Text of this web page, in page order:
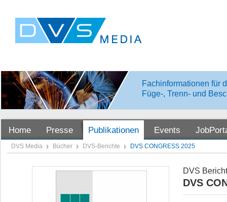
Fachinformationen für
Füge-, Trenn- und
Home Presse Publikationen Events
DVS Media Bücher DVS-Berichte DVS CONGRESS 2025
DVS
DVS